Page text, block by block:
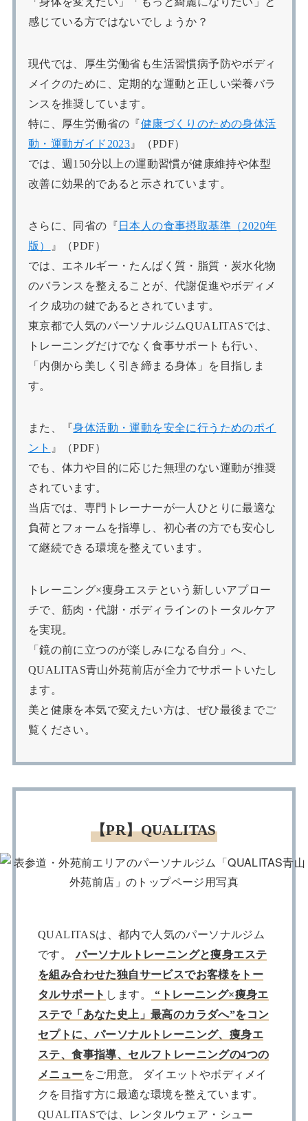
感じている方ではないでしょうか？
現代では、厚生労働省も生活習慣病予防やボディ
メイクのために、定期的な運動と正しい栄養バラ
ンスを推奨しています。
特に、厚生労働省の『健康づくりのための身体活
動・運動ガイド2023 』（PDF）
では、週150分以上の運動習慣が健康維持や体型
改善に効果的であると示されています。
さらに、同省の『 日本人の食事摂取基準（2020年
版）
』（PDF）
では、エネルギー・たんぱく質・脂質・炭水化物
のバランスを整えることが、代謝促進やボディメ
イク成功の鍵であるとされています。
東京都で人気のパーソナルジムQUALITASでは、
トレーニングだけでなく食事サポートも行い、
「内側から美しく引き締まる身体」を目指しま
す。
また、『身体活動・運動を安全に行うためのポイ
ント 』（PDF）
でも、体力や目的に応じた無理のない運動が推奨
されています。
当店では、専門トレーナーが一人ひとりに最適な
負荷とフォームを指導し、初心者の方でも安心し
て継続できる環境を整えています。
トレーニング×痩身エステという新しいアプロー
チで、筋肉・代謝・ボディラインのトータルケア
を実現。
「鏡の前に立つのが楽しみになる自分」へ、
QUALITAS青山外苑前店が全力でサポートいたし
ます。
美と健康を本気で変えたい方は、ぜひ最後までご
覧ください。
【PR】QUALITAS
QUALITASは、都内で人気のパーソナルジム
です。 パーソナルトレーニングと痩身エステ
を組み合わせた独自サービスでお客様をトー
タルサポート します。
“トレーニング×痩身エ
ステで「あなた史上」最高のカラダへ”をコン
セプトに、パーソナルトレーニング、痩身エ
ステ、食事指導、セルフトレーニングの4つの
メニュー をご用意。 ダイエットやボディメイ
クを目指す方に最適な環境を整えています。
QUALITASでは、レンタルウェア・シュー